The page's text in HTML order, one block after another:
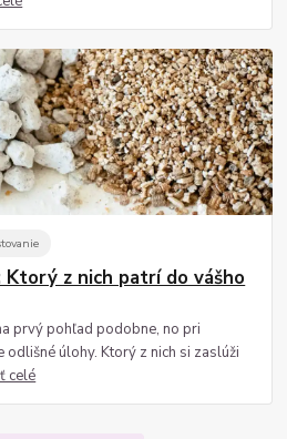
z nich patrí do vášho
prvý pohľad podobne, no pri
úlohy. Ktorý z nich si zaslúži
celé